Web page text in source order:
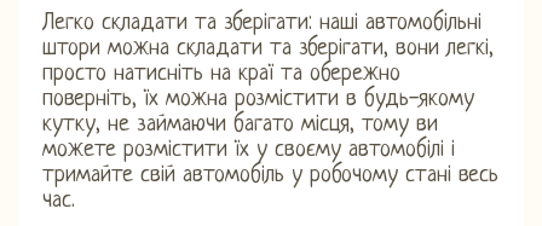
Легко складати та зберігати: наші автомобільні
штори можна складати та зберігати, вони легкі,
просто натисніть на краї та обережно
поверніть, їх можна розмістити в будь-якому
кутку, не займаючи багато місця, тому ви
можете розмістити їх у своєму автомобілі і
тримайте свій автомобіль у робочому стані весь
час.